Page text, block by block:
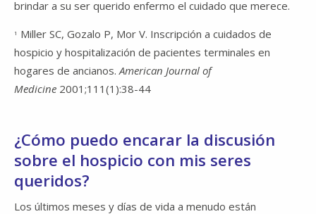
brindar a su ser querido enfermo el cuidado que merece.
1
Miller SC, Gozalo P, Mor V. Inscripción a cuidados de
hospicio y hospitalización de pacientes terminales en
hogares de ancianos.American Journal of
Medicine 2001;111(1):38-44
¿Cómo puedo encarar la discusión
sobre el hospicio con mis seres
queridos?
Los últimos meses y días de vida a menudo están